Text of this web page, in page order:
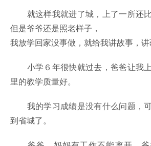
就这样我就进了城，上了一所还比
但是爷爷还是照老样子，
我放学回家没事做，就给我讲故事，讲
小学６年很快就过去，爸爸让我
里的教学质量好。
我的学习成绩是没有什么问题，
到省城了。